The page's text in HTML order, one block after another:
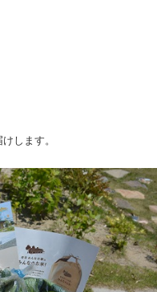
します。